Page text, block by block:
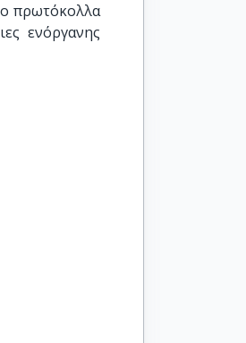
πρωτόκολλα
ενόργανης